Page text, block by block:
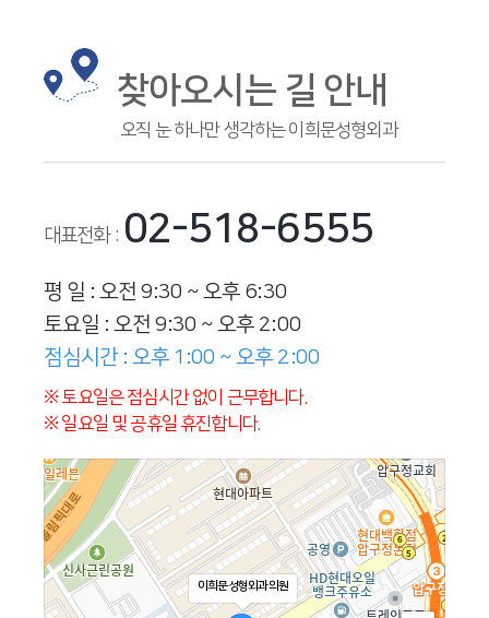
찾아오시는 길 안내
오직 눈 하나만 생각하는 이희문성형외과
대표전화 : 02-518-6555
평 일 : 오전 9:30 ~ 오후 6:30
토요일 : 오전 9:30 ~ 오후 2:00
점심시간 : 오후 1:00 ~ 오후 2:00
※ 토요일은 점심시간 없이 근무합니다.
※ 일요일 및 공휴일 휴진합니다.
이희문성형외과의원